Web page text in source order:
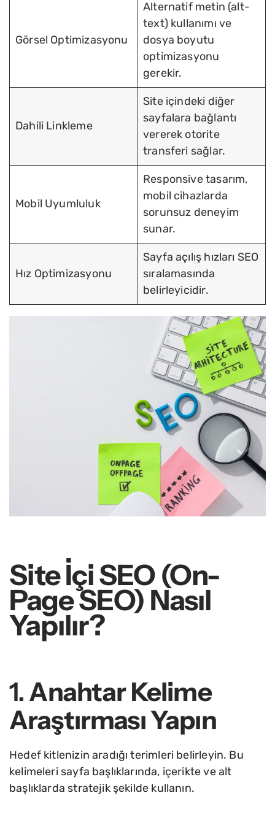
Görsel Optimizasyonu
Alternatif metin (alt-
text) kullanımı ve
dosya boyutu
optimizasyonu
gerekir.
Dahili Linkleme
Site içindeki diğer
sayfalara bağlantı
vererek otorite
transferi sağlar.
Mobil Uyumluluk
Responsive tasarım,
mobil cihazlarda
sorunsuz deneyim
sunar.
Hız Optimizasyonu
Sayfa açılış hızları SEO
sıralamasında
belirleyicidir.
Site İçi SEO (On-
Page SEO) Nasıl
Yapılır?
1.Anahtar Kelime
Araştırması Yapın
Hedef kitlenizin aradığı terimleri belirleyin. Bu
kelimeleri sayfa başlıklarında, içerikte ve alt
başlıklarda stratejik şekilde kullanın.